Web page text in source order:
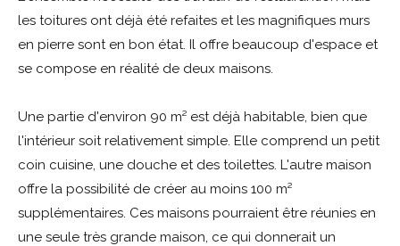
les toitures ont déjà été refaites et les magnifiques murs
en pierre sont en bon état. Il offre beaucoup d'espace et
se compose en réalité de deux maisons.
Une partie d'environ 90 m² est déjà habitable, bien que
l'intérieur soit relativement simple. Elle comprend un petit
coin cuisine, une douche et des toilettes. L'autre maison
offre la possibilité de créer au moins 100 m²
supplémentaires. Ces maisons pourraient être réunies en
une seule très grande maison, ce qui donnerait un